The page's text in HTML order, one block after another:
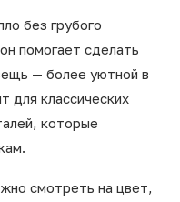
без грубого
помогает сделать
— более уютной в
для классических
которые
смотреть на цвет,